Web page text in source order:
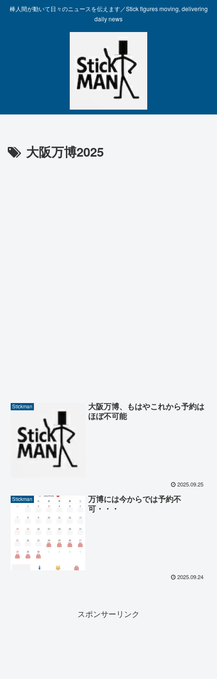
棒人間が動いて日々のニュースを伝えます／Stick figures moving, delivering
daily news
大阪万博2025
Stickman
大阪万博、もはやこれから予約は
ほぼ不可能
2025.09.25
Stickman
万博には今からでは予約不
可・・・
2025.09.24
スポンサーリンク